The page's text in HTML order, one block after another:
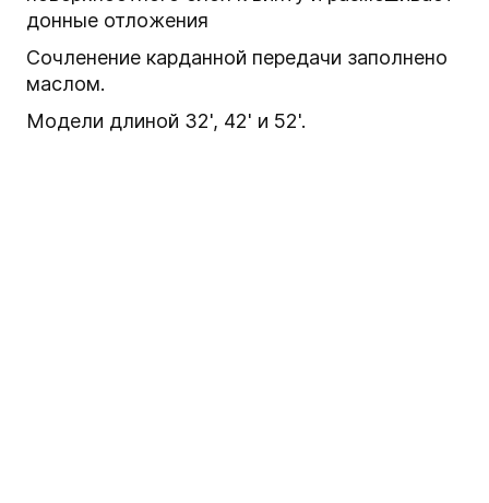
донные отложения
Сочленение карданной передачи заполнено
маслом.
Модели длиной 32', 42' и 52'.